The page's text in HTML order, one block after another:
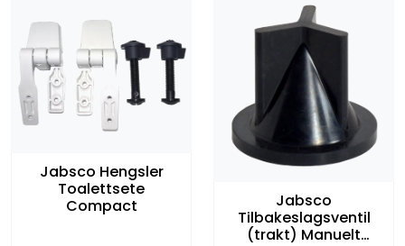
Jabsco Hengsler
Toalettsete
Compact
Jabsco
Tilbakeslagsventil
(trakt) Manuelt